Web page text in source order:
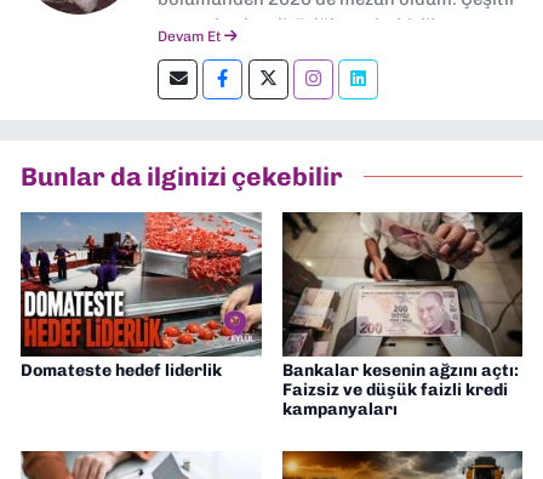
gazetelerde editörlük, muhabirlik yaptım.
editörlük yapıyorum.
Devam Et
Bunlar da ilginizi çekebilir
Domateste hedef liderlik
Bankalar kesenin ağzını açtı:
Faizsiz ve düşük faizli kredi
kampanyaları